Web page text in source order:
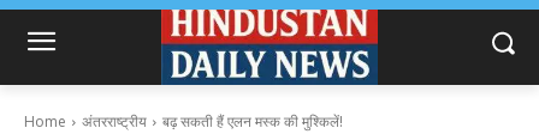
Home अंतरराष्ट्रीय बढ़ सकती हैं एलन मस्क की मुश्किलें!